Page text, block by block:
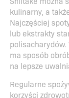
kulinarny, a
Najczęściej
lub ekstrakty
ma sposób
na lepsze
Regularne
korzyści